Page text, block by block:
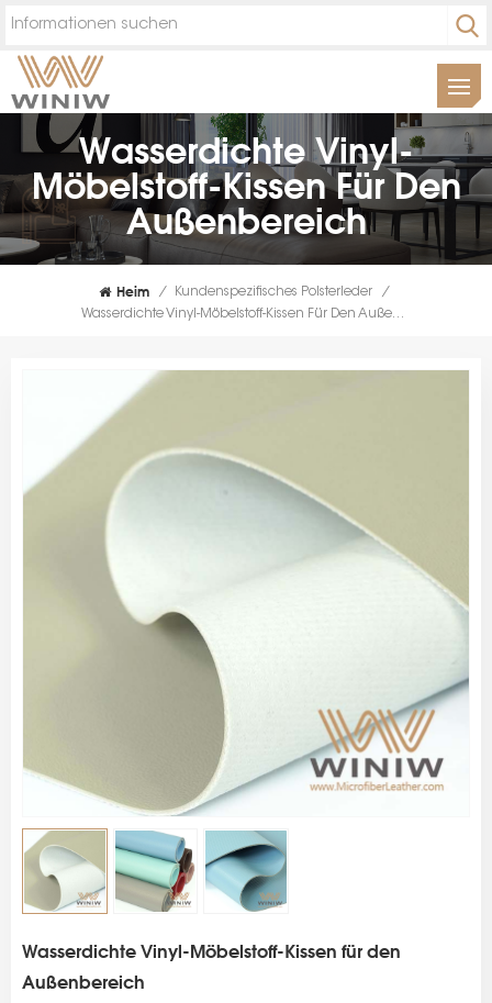
Wasserdichte Vinyl-
Möbelstoff-Kissen Für Den
Außenbereich
Heim / Kundenspezifisches Polsterleder
/
Wasserdichte Vinyl-Möbelstoff-Kissen Für Den Außenbereich
Wasserdichte Vinyl-Möbelstoff-Kissen für den
Außenbereich